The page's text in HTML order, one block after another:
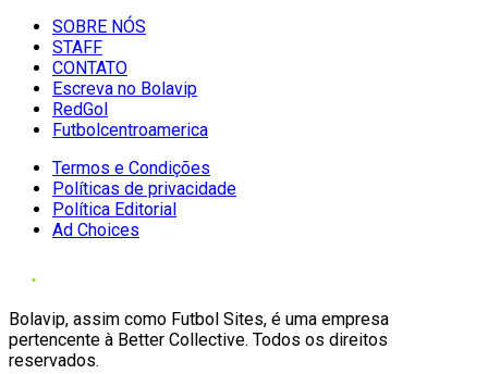
SOBRE NÓS
STAFF
CONTATO
Escreva no Bolavip
RedGol
Futbolcentroamerica
Termos e Condições
Políticas de privacidade
Política Editorial
Ad Choices
Bolavip, assim como Futbol Sites, é uma empresa
pertencente à Better Collective. Todos os direitos
reservados.